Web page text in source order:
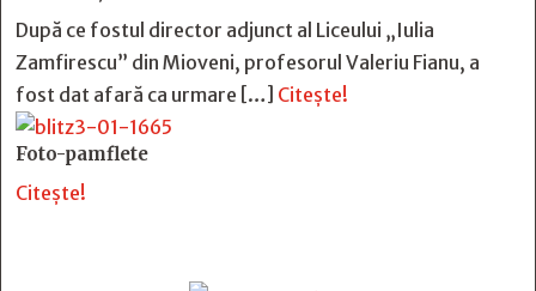
După ce fostul director adjunct al Liceului „Iulia
Zamfirescu” din Mioveni, profesorul Valeriu Fianu, a
fost dat afară ca urmare […] Citește!
Foto-pamflete
Citește!